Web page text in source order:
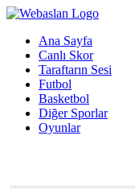
Ana Sayfa
Canlı Skor
Taraftarın Sesi
Futbol
Basketbol
Diğer Sporlar
Oyunlar